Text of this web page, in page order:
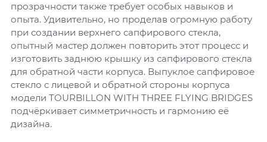
прозрачности также требует особых навыков и
опыта. Удивительно, но проделав огромную работу
при создании верхнего сапфирового стекла,
опытный мастер должен повторить этот процесс и
изготовить заднюю крышку из сапфирового стекла
для обратной части корпуса. Выпуклое сапфировое
стекло с лицевой и обратной стороны корпуса
модели TOURBILLON WITH THREE FLYING BRIDGES
подчёркивает симметричность и гармонию её
дизайна.